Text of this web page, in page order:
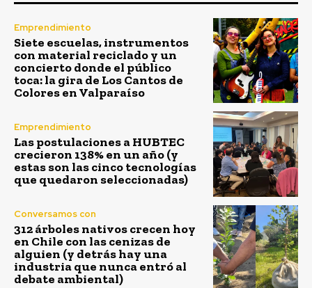
Emprendimiento
Siete escuelas, instrumentos
con material reciclado y un
concierto donde el público
toca: la gira de Los Cantos de
Colores en Valparaíso
Emprendimiento
Las postulaciones a HUBTEC
crecieron 138% en un año (y
estas son las cinco tecnologías
que quedaron seleccionadas)
Conversamos con
312 árboles nativos crecen hoy
en Chile con las cenizas de
alguien (y detrás hay una
industria que nunca entró al
debate ambiental)